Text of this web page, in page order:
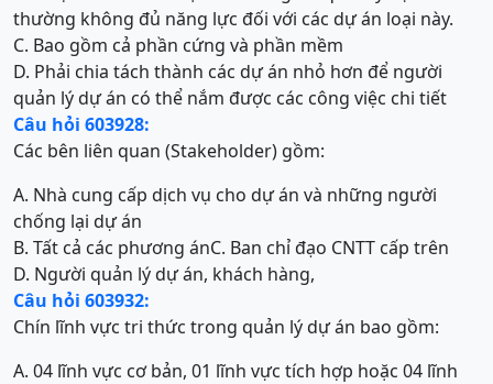
thường không đủ năng lực đối với các dự án loại này.
C. Bao gồm cả phần cứng và phần mềm
D. Phải chia tách thành các dự án nhỏ hơn để người
quản lý dự án có thể nắm được các công việc chi tiết
Câu hỏi 603928:
Các bên liên quan (Stakeholder) gồm:
A. Nhà cung cấp dịch vụ cho dự án và những người
chống lại dự án
B. Tất cả các phương ánC. Ban chỉ đạo CNTT cấp trên
D. Người quản lý dự án, khách hàng,
Câu hỏi 603932:
Chín lĩnh vực tri thức trong quản lý dự án bao gồm:
A. 04 lĩnh vực cơ bản, 01 lĩnh vực tích hợp hoặc 04 lĩnh